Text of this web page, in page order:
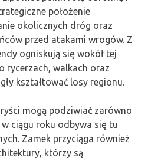
położenie
okolicznych dróg oraz
przed atakami wrogów. Z
ogniskują się wokół tej
walkach oraz
kształtować losy regionu.
mogą podziwiać zarówno
ciągu roku odbywa się tu
Zamek przyciąga również
którzy są